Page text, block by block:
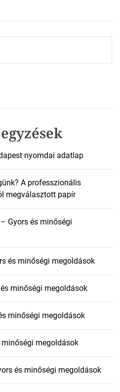
nyomdai adatlap
A professzionális
megválasztott papír
Gyors és minőségi
és minőségi megoldások
minőségi megoldások
minőségi megoldások
megoldások
és minőségi megoldások